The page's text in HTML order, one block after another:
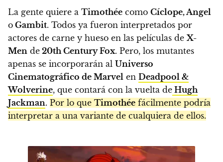
La gente quiere a Timothée como Cíclope, Angel
o Gambit. Todos ya fueron interpretados por
actores de carne y hueso en las películas de X-
Men de 20th Century Fox. Pero, los mutantes
apenas se incorporarán al Universo
Cinematográfico de Marvel en Deadpool &
Wolverine, que contará con la vuelta de Hugh
Jackman. Por lo que Timothée fácilmente podría
interpretar a una variante de cualquiera de ellos.